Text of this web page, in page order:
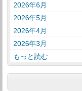
2026年6月
2026年5月
2026年4月
2026年3月
もっと読む